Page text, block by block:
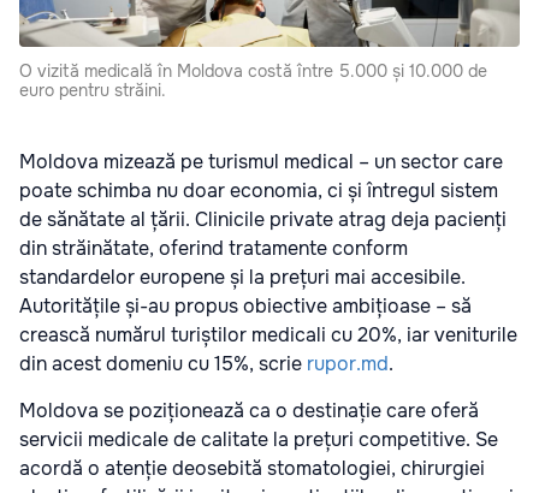
O vizită medicală în Moldova costă între 5.000 și 10.000 de
euro pentru străini.
Moldova mizează pe turismul medical – un sector care
poate schimba nu doar economia, ci și întregul sistem
de sănătate al țării. Clinicile private atrag deja pacienți
din străinătate, oferind tratamente conform
standardelor europene și la prețuri mai accesibile.
Autoritățile și-au propus obiective ambițioase – să
crească numărul turiștilor medicali cu 20%, iar veniturile
din acest domeniu cu 15%, scrie rupor.md.
Moldova se poziționează ca o destinație care oferă
servicii medicale de calitate la prețuri competitive. Se
acordă o atenție deosebită stomatologiei, chirurgiei